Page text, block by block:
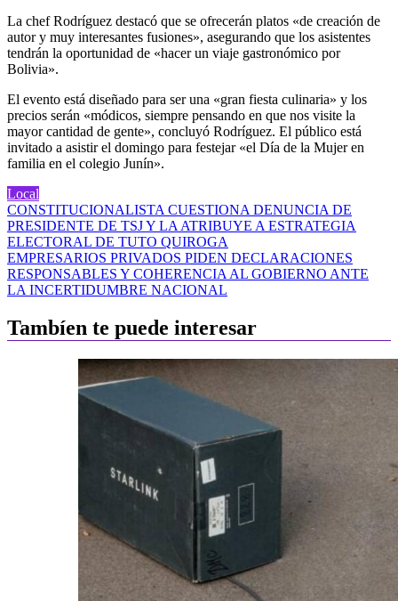
La chef Rodríguez destacó que se ofrecerán platos «de creación de
autor y muy interesantes fusiones», asegurando que los asistentes
tendrán la oportunidad de «hacer un viaje gastronómico por
Bolivia».
El evento está diseñado para ser una «gran fiesta culinaria» y los
precios serán «módicos, siempre pensando en que nos visite la
mayor cantidad de gente», concluyó Rodríguez. El público está
invitado a asistir el domingo para festejar «el Día de la Mujer en
familia en el colegio Junín».
Local
Navegación
de
entradas
CONSTITUCIONALISTA CUESTIONA DENUNCIA DE
PRESIDENTE DE TSJ Y LA ATRIBUYE A ESTRATEGIA
ELECTORAL DE TUTO QUIROGA
EMPRESARIOS PRIVADOS PIDEN DECLARACIONES
RESPONSABLES Y COHERENCIA AL GOBIERNO ANTE
LA INCERTIDUMBRE NACIONAL
Tambíen te puede interesar